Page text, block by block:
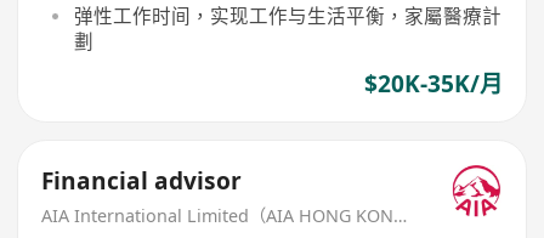
弹性工作时间，实现工作与生活平衡，家屬醫療計
劃
$20K-35K/月
Financial advisor
AIA International Limited（AIA HONG KONG）